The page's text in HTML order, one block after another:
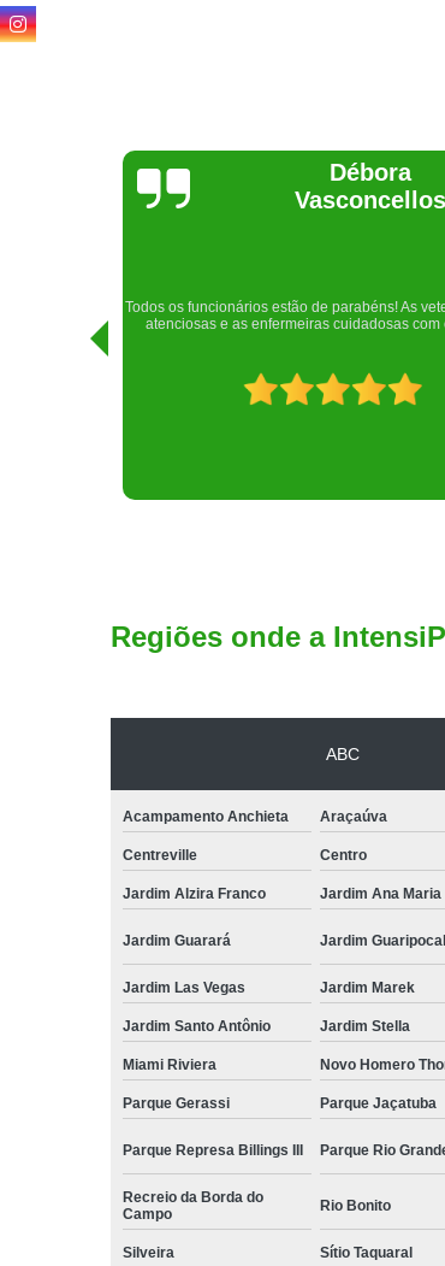
Lethícia
Regina
Realizei uma consulta com meu cachorro
Raphaela e ela foi extremamente atenciosa.
recepção!
Regiões onde a
ABC
Acampamento Anchieta Araçaúva
Centreville Centro
Jardim Alzira Franco Jardim Ana Maria
Jardim Guarará Jardim
Jardim Las Vegas Jardim Marek
Jardim Santo Antônio Jardim Stella
Miami Riviera Novo Homero
Parque Gerassi Parque Jaçatuba
Parque Represa Billings III Parque Rio
Recreio da Borda do
Campo
Rio Bonito
Silveira Sítio Taquaral